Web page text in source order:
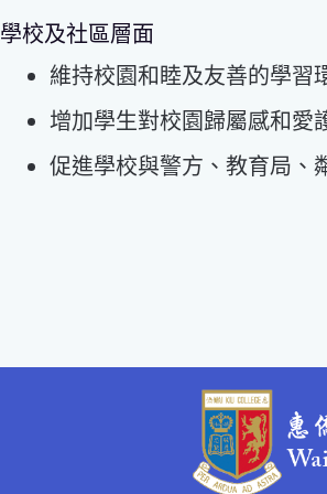
學校及社區層面
維持校園和睦及友善的學習
增加學生對校園歸屬感和愛
促進學校與警方、教育局、